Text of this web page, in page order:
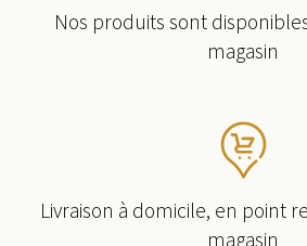
Nos produits sont
magasin
Livraison à domicile, en point
magasin